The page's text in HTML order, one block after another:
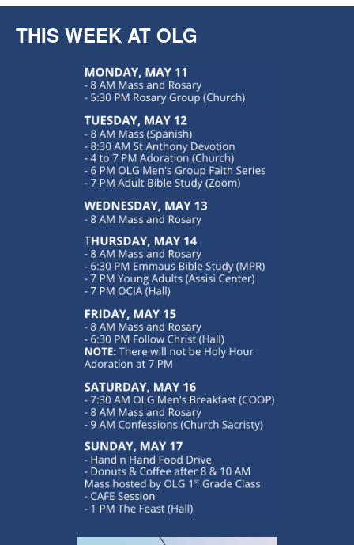
THIS WEEK AT OLG